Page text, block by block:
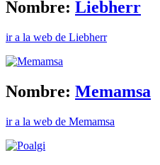
Nombre: Liebherr
ir a la web de Liebherr
Nombre: Memamsa
ir a la web de Memamsa